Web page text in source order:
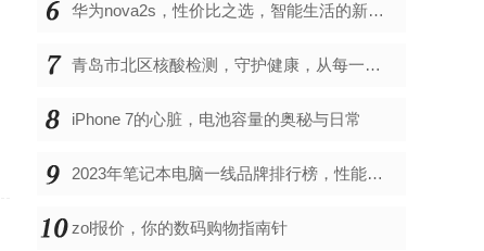
华为nova2s，性价比之选，智能生活的新伙伴
青岛市北区核酸检测，守护健康，从每一次检测开始
iPhone 7的心脏，电池容量的奥秘与日常
2023年笔记本电脑一线品牌排行榜，性能、创新与用户满意度的综合考量
zol报价，你的数码购物指南针